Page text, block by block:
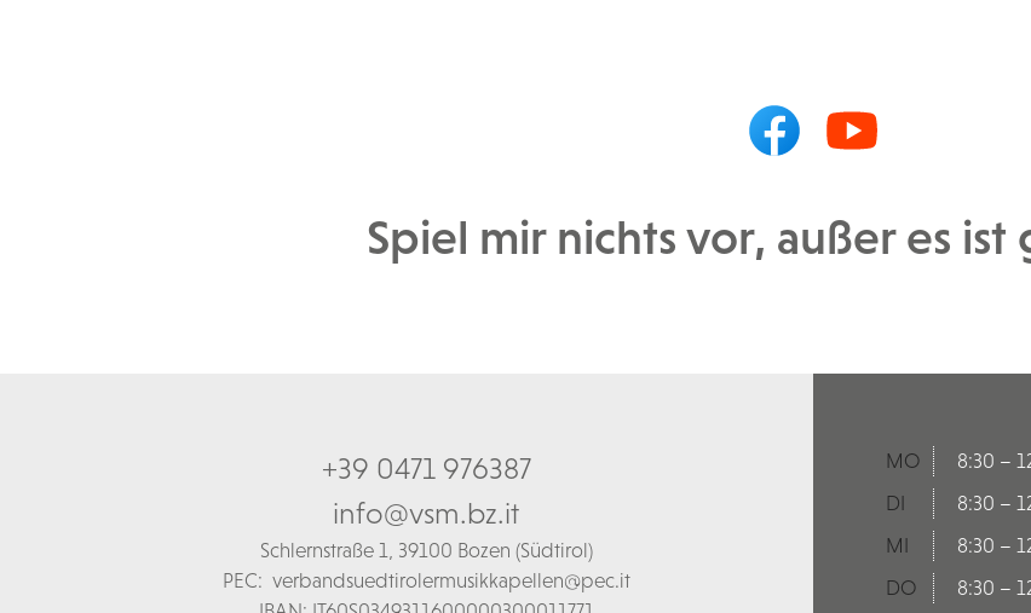
Spiel mir nichts vor, außer es ist
+39 0471 976387
info@vsm.bz.it
Schlernstraße 1, 39100 Bozen (Südtirol)
PEC: verbandsuedtirolermusikkapellen@pec.it
MO
8:30 –
DI
8:30 –
MI
8:30 –
DO
8:30 –